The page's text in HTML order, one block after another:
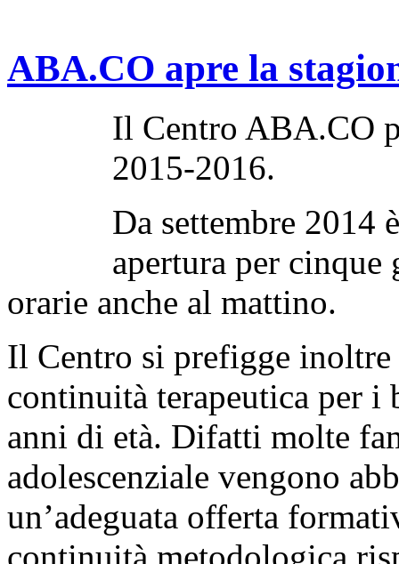
ABA.CO apre la
Il Centro ABA.CO
2015-2016.
Da settembre 2014
apertura per
orarie anche al mattino.
Il Centro si prefigge
continuità terapeutica per
anni di età. Difatti molte
adolescenziale vengono
un’adeguata offerta